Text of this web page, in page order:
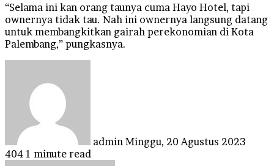
“Selama ini kan orang taunya cuma Hayo Hotel, tapi
ownernya tidak tau. Nah ini ownernya langsung datang
untuk membangkitkan gairah perekonomian di Kota
Palembang,” pungkasnya.
admin Minggu, 20 Agustus 2023
404 1 minute read